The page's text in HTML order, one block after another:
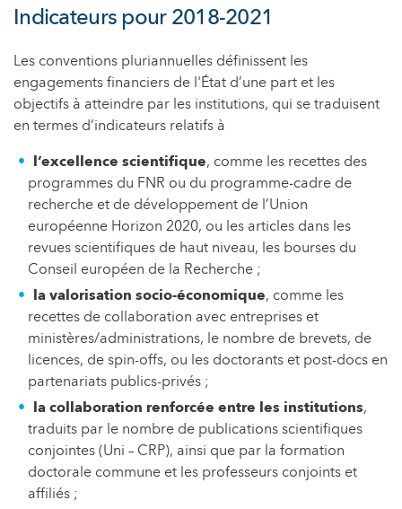
Indicateurs pour 2018-2021
Les conventions pluriannuelles définissent les
engagements financiers de l'État d’une part et les
objectifs à atteindre par les institutions, qui se traduisent
en termes d’indicateurs relatifs à
l’excellence scientifique, comme les recettes des
programmes du FNR ou du programme-cadre de
recherche et de développement de l’Union
européenne Horizon 2020, ou les articles dans les
revues scientifiques de haut niveau, les bourses du
Conseil européen de la Recherche ;
la valorisation socio-économique, comme les
recettes de collaboration avec entreprises et
ministères/administrations, le nombre de brevets, de
licences, de spin-offs, ou les doctorants et post-docs en
partenariats publics-privés ;
la collaboration renforcée entre les institutions,
traduits par le nombre de publications scientifiques
conjointes (Uni – CRP), ainsi que par la formation
doctorale commune et les professeurs conjoints et
affiliés ;